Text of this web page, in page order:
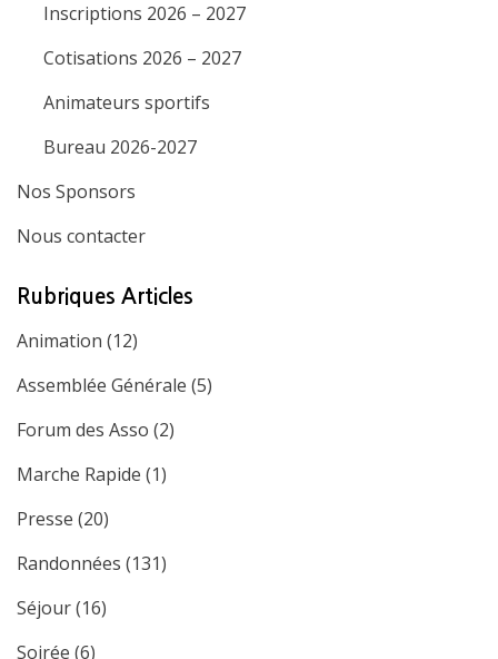
Inscriptions 2026 – 2027
Cotisations 2026 – 2027
Animateurs sportifs
Bureau 2026-2027
Nos Sponsors
Nous contacter
Rubriques Articles
Animation (12)
Assemblée Générale (5)
Forum des Asso (2)
Marche Rapide (1)
Presse (20)
Randonnées (131)
Séjour(16)
Soirée (6)